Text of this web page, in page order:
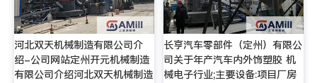
河北双天机械制造有限公司介
绍-公司网站定州开元机械制造
有限公司介绍河北双天机械制造
长亨汽车零部件（定州）有限公
司关于年产汽车内外饰塑胶 机
械电子行业;主要设备:项目厂房